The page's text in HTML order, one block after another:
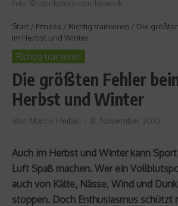
Foto: © istockphoto.com/bosenok
Start / Fitness / Richtig trainieren / Die
im Herbst und Winter
Richtig trainieren
Die größten Fehler
Herbst und Winter
Von Marco Heibel 8. November 2010
Auch im Herbst und Winter kann
Luft Spaß machen. Wer ein
auch von Kälte, Nässe, Wind und
stoppen. Doch Enthusiasmus schützt